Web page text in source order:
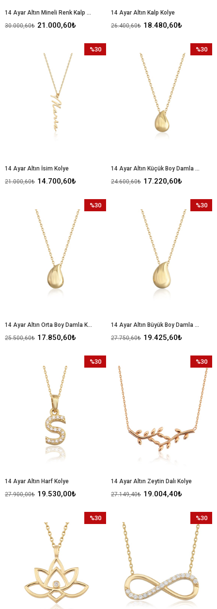
14 Ayar Altın Mineli Renk Kalp Kolye
21.000,60₺
30.000,60₺
14 Ayar Altın Kalp Kolye
18.480,60₺
26.400,60₺
14 Ayar Altın İsim Kolye
14.700,60₺
21.000,60₺
%30
14 Ayar Altın Küçük Boy Damla Kolye
17.220,60₺
24.600,60₺
%30
14 Ayar Altın Orta Boy Damla Kolye
17.850,60₺
25.500,60₺
%30
14 Ayar Altın Büyük Boy Damla Kolye
19.425,60₺
27.750,60₺
%30
14 Ayar Altın Harf Kolye
19.530,00₺
27.900,00₺
%30
14 Ayar Altın Zeytin Dalı Kolye
19.004,40₺
27.149,40₺
%30
İndirim
%30
%30
İndirim